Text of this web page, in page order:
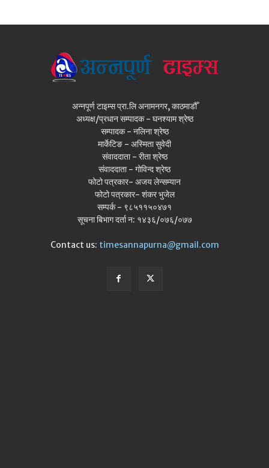
अन्नपूर्ण टाइम्स प्रा.लि अनामनगर, काठमाडौँ
अध्यक्ष/प्रधान सम्पादक - घनश्याम श्रेष्ठ
सम्पादक - नलिना श्रेष्ठ
मार्केटिङ - अस्मिता सुवेदी
संवाददाता - रीता श्रेष्ठ
संवाददाता - गोविन्द श्रेष्ठ
फोटो पत्रकार- अजय लेन्सम्यान
फोटो पत्रकार- शंकर भुजेल
सम्पर्क - ९८५११५०४७१
सूचना बिभाग दर्ता न: १४३६/०७६/०७७
Contact us: timesannapurna@gmail.com